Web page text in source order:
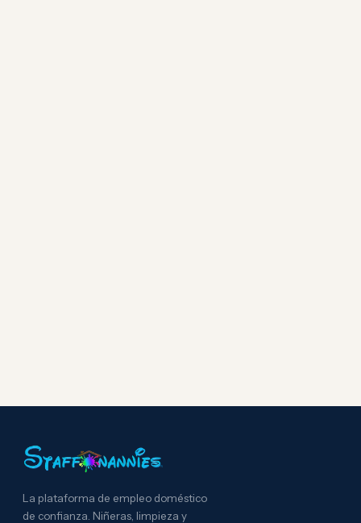
La plataforma de empleo doméstico
de confianza. Niñeras, limpieza y